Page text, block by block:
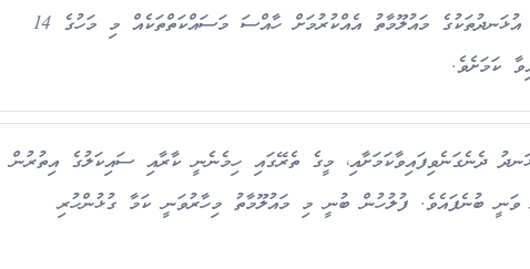
ބޭނުންނުކޮށް ގިނަދުވަސް ވެފައިވާ އުޅަނދުތަކުގެ މައުލޫމާތު އެއްކުރުމަށް ހާއްސަ މަސައްކަތްތަކެއް މި މަހުގެ 14
ކަމަށެވެ.
ދަށުން 716 އުޅަނދު ދެނެގަނެވިފައިވާކަމަށާއި، މީގެ ތެރޭގައި ހިމެނެނީ ކާރާއި ސައިކަލުގެ އިތުރުން
ބުނެފައެވެ. ފުލުހުން ބުނީ މި މައުލޫމާތު މިހާރުވަނީ ކަމާ ގުޅުންހުރި